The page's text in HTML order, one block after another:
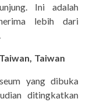
Ini adalah
lebih dari
Taiwan
yang dibuka
ditingkatkan